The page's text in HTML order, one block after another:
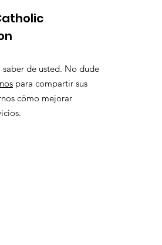
saber de usted. No dude
para compartir sus
cómo mejorar